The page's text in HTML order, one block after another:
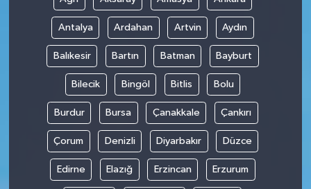
Antalya Ardahan Artvin Aydın
Balıkesir Bartın Batman Bayburt
Bilecik Bingöl Bitlis Bolu
Burdur Bursa Çanakkale Çankırı
Çorum Denizli Diyarbakır Düzce
Edirne Elazığ Erzincan Erzurum